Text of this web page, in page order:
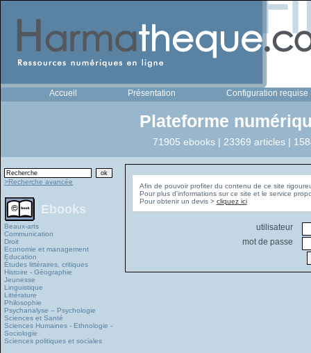
Accueil Présentation Configuration requise
Plateforme
71905 ebooks | 23369 articles |
>Recherche avancée
Ebooks
Beaux-arts
Communication
Droit
Economie et management
Education
Études littéraires, critiques
Histoire - Géographie
Jeunesse
Linguistique
Littérature
Philosophie
Psychanalyse – Psychologie
Sciences et Santé
Sciences Humaines - Ethnologie -
Sociologie
Sciences politiques et sociales
Afin de pouvoir profiter du contenu de ce site
Pour plus d'informations sur ce site et le service
Pour obtenir un devis > cliquez ici
utilisateur
mot de passe